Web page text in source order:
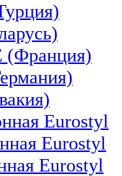
(Франция)
Eurostyl
Eurostyl
Eurostyl